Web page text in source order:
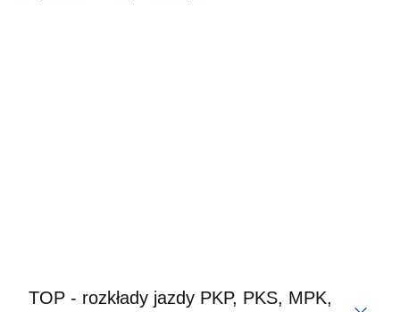
TOP - rozkłady jazdy PKP, PKS, MPK,